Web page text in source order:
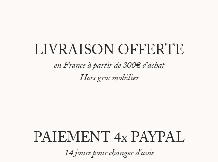
LIVRAISON OFFERTE
en France à partir de 300€ d'achat
Hors gros mobilier
PAIEMENT 4x PAYPAL
14 jours pour changer d'avis